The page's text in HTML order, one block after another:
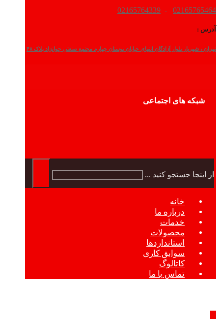
02165765464
-
02165764339
آدرس :
تهران ، شهریار بلوار آزادگان انتهای خیابان بوستان چهارم مجتمع صنعتی جوانزاد پلاک ۴۸
شبکه های اجتماعی
از اینجا جستجو کنید ...
خانه
درباره ما
خدمات
محصولات
استانداردها
سوابق کاری
کاتالوگ
تماس با ما